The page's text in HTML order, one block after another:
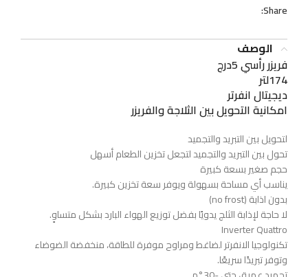
Share:
الوصف
فريزر رأسي 5درج
174لتر
ديجيتال انفرتر
امكانية التحويل بين الثلاجة والفريزر
لتحويل بين التبريد والتجميد
تحول بين التبريد والتجميد لتجعل تخزين الطعام أسهل
حجم صغير بسعة كبيرة
يناسب أي مساحة بسهولة ويوفر سعة تخزين كبيرة.
بدون اذابة (no frost)
لا حاجة لإذابة الثلج يدويًا بفضل توزيع الهواء البارد بشكل متساوٍ.
Inverter Quattro
تكنولوجيا الانفرتر لضاغط ومراوح موفرة للطاقة، منخفضة الضوضاء
وتوفر تبريدًا سريعًا.